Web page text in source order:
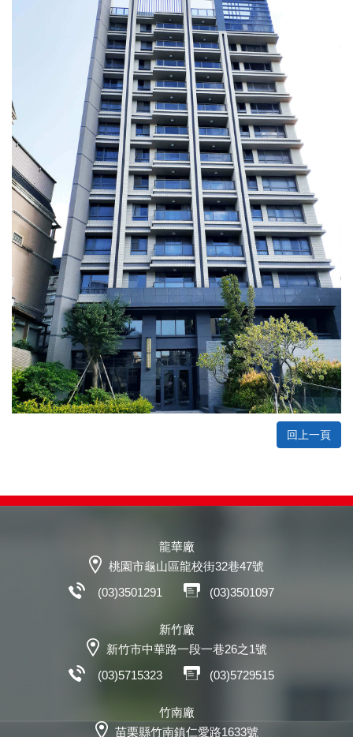
回上一頁
龍華廠
桃園市龜山區龍校街32巷47號
(03)3501291
(03)3501097
新竹廠
新竹市中華路一段一巷26之1號
(03)5715323
(03)5729515
竹南廠
苗栗縣竹南鎮仁愛路1633號